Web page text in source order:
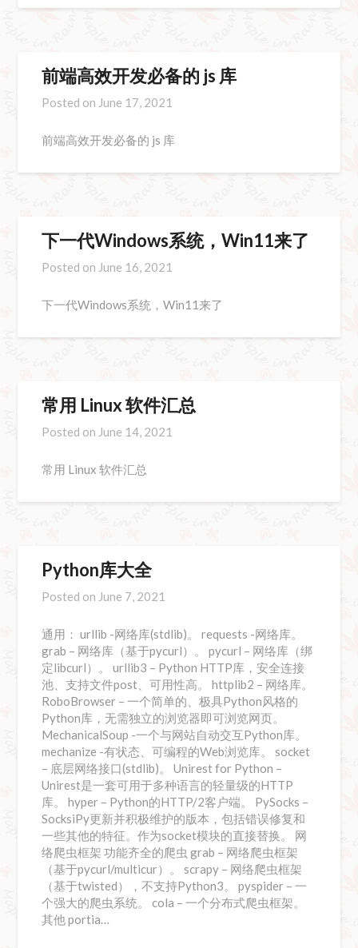
前端高效开发必备的 js 库
Posted on June 17, 2021
前端高效开发必备的 js 库
下一代Windows系统，Win11来了
Posted on June 16, 2021
下一代Windows系统，Win11来了
常用 Linux 软件汇总
Posted on June 14, 2021
常用 Linux 软件汇总
Python库大全
Posted on June 7, 2021
通用： urllib -网络库(stdlib)。 requests -网络库。
grab – 网络库（基于pycurl）。 pycurl – 网络库（绑
定libcurl）。 urllib3 – Python HTTP库，安全连接
池、支持文件post、可用性高。 httplib2 – 网络库。
RoboBrowser – 一个简单的、极具Python风格的
Python库，无需独立的浏览器即可浏览网页。
MechanicalSoup -一个与网站自动交互Python库。
mechanize -有状态、可编程的Web浏览库。 socket
– 底层网络接口(stdlib)。 Unirest for Python –
Unirest是一套可用于多种语言的轻量级的HTTP
库。 hyper – Python的HTTP/2客户端。 PySocks –
SocksiPy更新并积极维护的版本，包括错误修复和
一些其他的特征。作为socket模块的直接替换。 网
络爬虫框架 功能齐全的爬虫 grab – 网络爬虫框架
（基于pycurl/multicur）。 scrapy – 网络爬虫框架
（基于twisted），不支持Python3。 pyspider – 一
个强大的爬虫系统。 cola – 一个分布式爬虫框架。
其他 portia…